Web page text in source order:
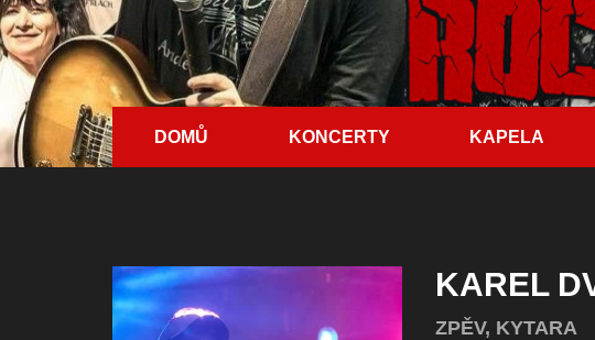
DOMŮ KONCERTY KAPELA
KAREL
ZPĚV, KYTARA